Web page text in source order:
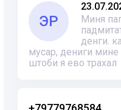
ЭР
Миня
денги.
мусар, дениги мине
штоби я ево трахал